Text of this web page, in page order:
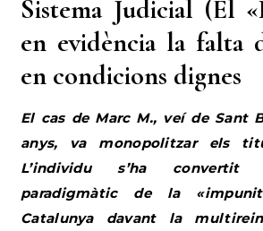
Sistema Judicial (El
en evidència la falta
en condicions dignes
El cas de Marc M., veí de Sant
anys, va monopolitzar els
L’individu s’ha convertit
paradigmàtic de la
Catalunya davant la